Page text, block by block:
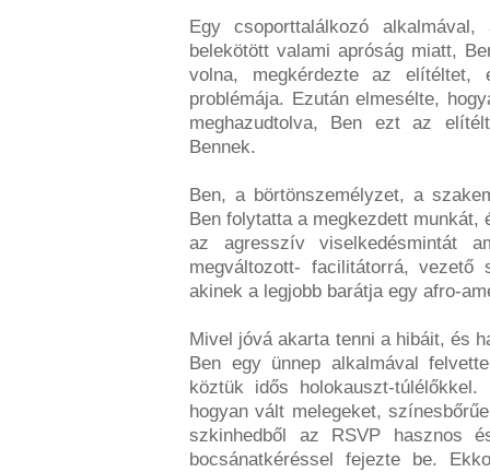
Egy csoporttalálkozó
belekötött valami apróság miatt,
volna, megkérdezte az elítéltet,
problémája. Ezután elmesélte,
meghazudtolva, Ben ezt az
Bennek.
Ben, a börtönszemélyzet, a
Ben folytatta a megkezdett munkát,
az agresszív viselkedésmintát
megváltozott- facilitátorrá, vezető
akinek a legjobb barátja egy afro-
Mivel jóvá akarta tenni a hibáit, és
Ben egy ünnep alkalmával
köztük idős holokauszt-
hogyan vált melegeket,
szkinhedből az RSVP hasznos
bocsánatkéréssel fejezte be.